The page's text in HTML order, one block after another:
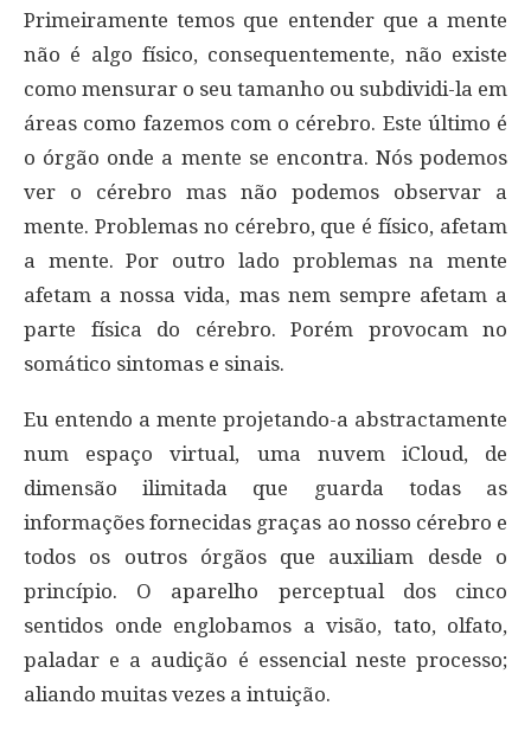
Primeiramente temos que entender que a mente
não é algo físico, consequentemente, não existe
como mensurar o seu tamanho ou subdividi-la em
áreas como fazemos com o cérebro. Este último é
o órgão onde a mente se encontra. Nós podemos
ver o cérebro mas não podemos observar a
mente. Problemas no cérebro, que é físico, afetam
a mente. Por outro lado problemas na mente
afetam a nossa vida, mas nem sempre afetam a
parte física do cérebro. Porém provocam no
somático sintomas e sinais.
Eu entendo a mente projetando-a abstractamente
num espaço virtual, uma nuvem iCloud, de
dimensão ilimitada que guarda todas as
informações fornecidas graças ao nosso cérebro e
todos os outros órgãos que auxiliam desde o
princípio. O aparelho perceptual dos cinco
sentidos onde englobamos a visão, tato, olfato,
paladar e a audição é essencial neste processo;
aliando muitas vezes a intuição.